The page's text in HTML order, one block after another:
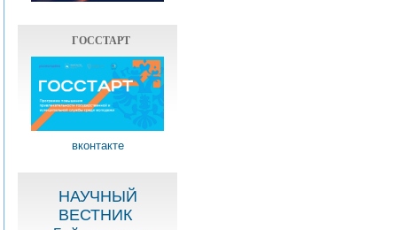
ГОССТАРТ
вконтакте
НАУЧНЫЙ
ВЕСТНИК